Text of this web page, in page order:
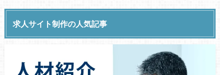
求人サイト制作の人気記事